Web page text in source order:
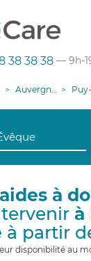
38 38 38 — 9h-
Auvergne-Rhône-Alpes Puy-
à
à
à partir
disponibilité au